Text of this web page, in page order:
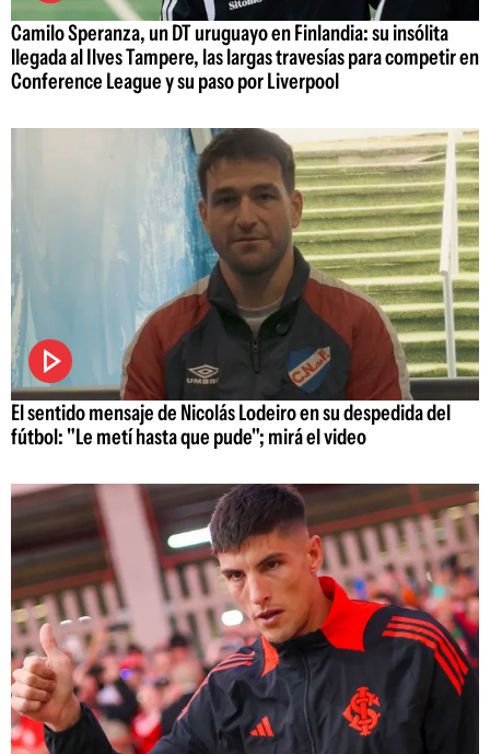
Camilo Speranza, un DT uruguayo en Finlandia: su insólita
llegada al Ilves Tampere, las largas travesías para competir en
Conference League y su paso por Liverpool
El sentido mensaje de Nicolás Lodeiro en su despedida del
fútbol: "Le metí hasta que pude"; mirá el video